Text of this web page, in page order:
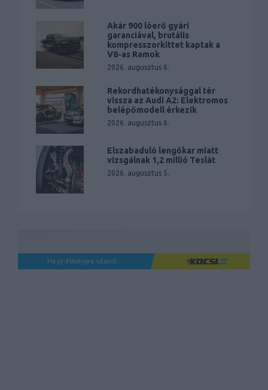
Akár 900 lóerő gyári
garanciával, brutális
kompresszorkittet kaptak a
V8-as Ramok
2026. augusztus 6.
Rekordhatékonysággal tér
vissza az Audi A2: Elektromos
belépőmodell érkezik
2026. augusztus 6.
Elszabaduló lengőkar miatt
vizsgálnak 1,2 millió Teslát
2026. augusztus 5.
Ha jó élményre utazol